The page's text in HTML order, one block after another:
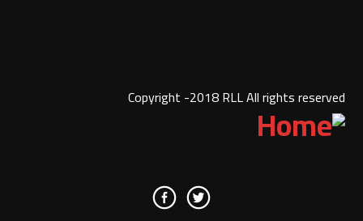
Copyright -2018 RLL All rights reserved